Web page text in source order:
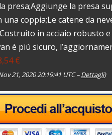
presa;Aggiunge la presa
coppia;Le catene da
in acciaio robusto
è più sicuro,
€
21, 2020 20:19:41 UTC –Dettagli)